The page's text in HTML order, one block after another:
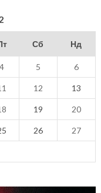
Сб Нд
4 5 6
12 13
19 20
26 27